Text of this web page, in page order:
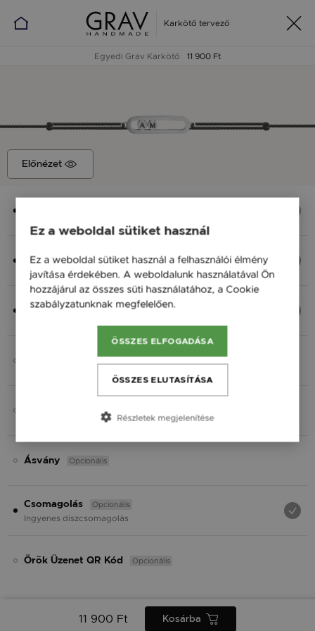
Karkötő tervező
Egyedi Grav Karkötő 11 900 Ft
Előnézet
Ezüst 925, M - kb 18 cm
11 900 Ft
Fonal
Opcionális
Opcionális
Ásvány Opcionális
Csomagolás Opcionális
Ingyenes díszcsomagolás
Örök Üzenet QR Kód Opcionális
11 900 Ft Kosárba
Ez a weboldal sütiket használ
Ez a weboldal sütiket használ a felhasználói élmény
javítása érdekében. A weboldalunk használatával Ön
hozzájárul az összes süti használatához, a Cookie
szabályzatunknak megfelelően.
ÖSSZES ELFOGADÁSA
ÖSSZES ELUTASÍTÁSA
Részletek megjelenítése